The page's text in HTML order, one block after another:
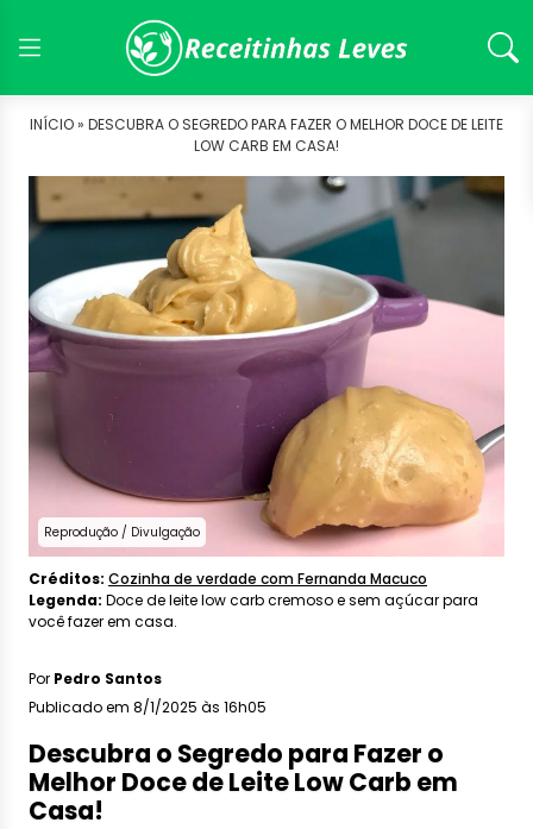
INÍCIO » DESCUBRA O SEGREDO PARA FAZER O MELHOR DOCE DE LEITE
LOW CARB EM CASA!
Reprodução / Divulgação
Créditos: Cozinha de verdade com Fernanda Macuco
Legenda: Doce de leite low carb cremoso e sem açúcar para
você fazer em casa.
Por Pedro Santos
Publicado em 8/1/2025 às 16h05
Descubra o Segredo para Fazer o
Melhor Doce de Leite Low Carb em
Casa!